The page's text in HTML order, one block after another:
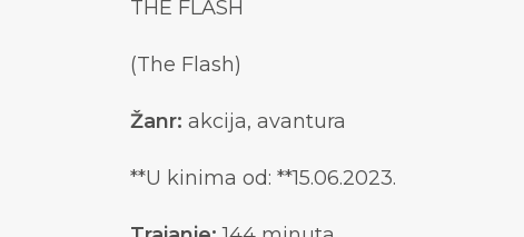
THE FLASH
(The Flash)
Žanr: akcija, avantura
**U kinima od: **15.06.2023.